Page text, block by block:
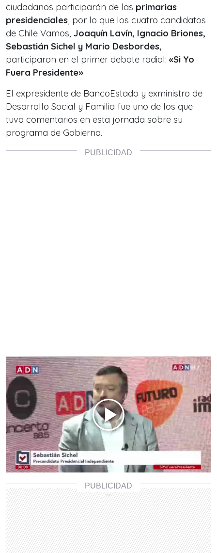
ciudadanos participarán de las primarias
presidenciales, por lo que los cuatro candidatos
de Chile Vamos, Joaquín Lavín, Ignacio Briones,
Sebastián Sichel y Mario Desbordes,
participaron en el primer debate radial: «Si Yo
Fuera Presidente».
El expresidente de BancoEstado y exministro de
Desarrollo Social y Familia fue uno de los que
tuvo comentarios en esta jornada sobre su
programa de Gobierno.